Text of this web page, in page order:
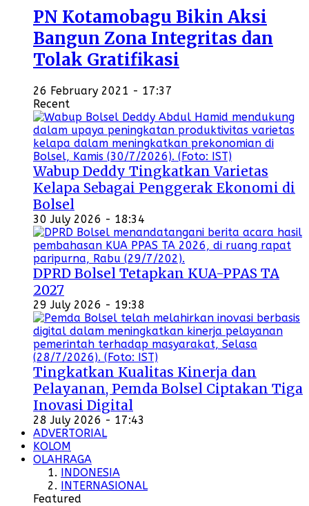
PN Kotamobagu Bikin Aksi
Bangun Zona Integritas dan
Tolak Gratifikasi
26 February 2021 - 17:37
Recent
Wabup Deddy Tingkatkan Varietas
Kelapa Sebagai Penggerak Ekonomi di
Bolsel
30 July 2026 - 18:34
DPRD Bolsel Tetapkan KUA-PPAS TA
2027
29 July 2026 - 19:38
Tingkatkan Kualitas Kinerja dan
Pelayanan, Pemda Bolsel Ciptakan Tiga
Inovasi Digital
28 July 2026 - 17:43
ADVERTORIAL
KOLOM
OLAHRAGA
INDONESIA
INTERNASIONAL
Featured